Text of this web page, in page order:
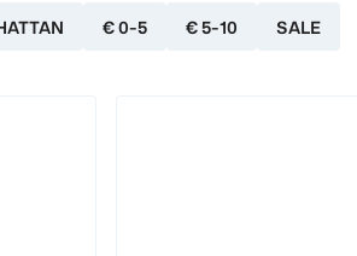
€ 0-5 € 5-10 SALE